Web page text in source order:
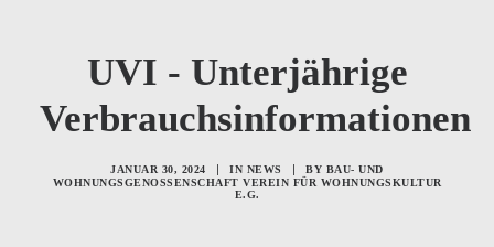
UVI - Unterjährige
Verbrauchsinformationen
JANUAR 30, 2024 | IN NEWS | BY BAU- UND
WOHNUNGSGENOSSENSCHAFT VEREIN FÜR WOHNUNGSKULTUR
E.G.